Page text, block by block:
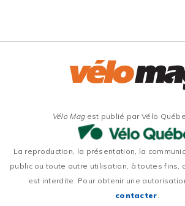
Vélo Magest publié par Vélo
La reproduction, la présentation, la
public ou toute autre utilisation, à toutes fins,
est interdite. Pour obtenir une
contacter.